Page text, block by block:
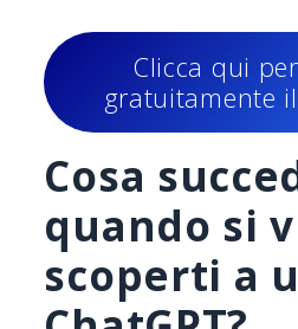
Clicca qui
gratuitamente
Cosa
quando si
scoperti a